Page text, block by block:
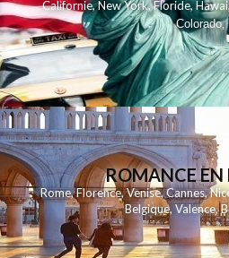
Californie,New York,Floride,Hawai
Colorado,
ROMANCE EN
Rome,Florence,Venise,Cannes,
Belgique,Valence,